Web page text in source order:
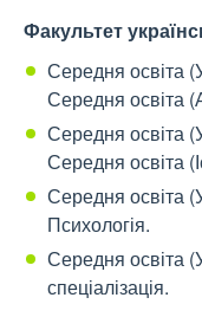
Факультет
Середня освіта
Середня освіта
Середня освіта
Середня освіта
Середня освіта
Психологія.
Середня освіта
спеціалізація.